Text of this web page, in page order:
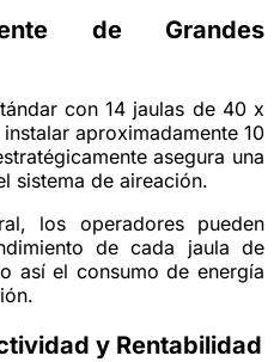
de Grandes
con 14 jaulas de 40 x
aproximadamente 10
asegura una
sistema de aireación.
los operadores pueden
de cada jaula de
así el consumo de energía
y Rentabilidad